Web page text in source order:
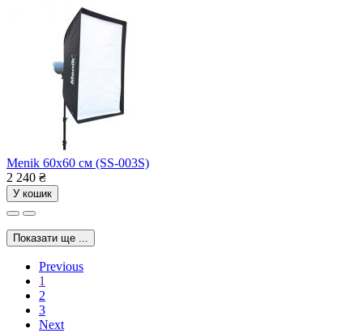
Menik 60x60 см (SS-003S)
2 240 ₴
У кошик
Показати ще ...
Previous
1
2
3
Next